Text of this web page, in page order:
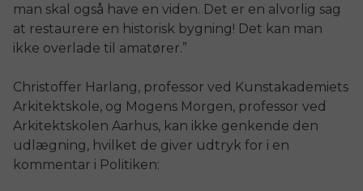
man skal også have en viden. Det er en alvorlig sag
at restaurere en historisk bygning! Det kan man
ikke overlade til amatører.”
Christoffer Harlang, professor ved Kunstakademiets
Arkitektskole, og Mogens Morgen, professor ved
Arkitektskolen Aarhus, kan ikke genkende den
udlægning, hvilket de giver udtryk for i en
kommentar i Politiken: